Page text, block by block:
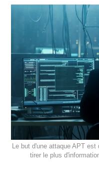
Le but d'une attaque APT
tirer le plus